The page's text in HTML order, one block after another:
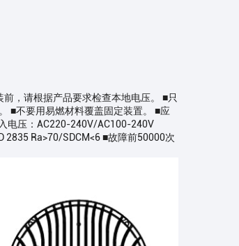
，请根据产品要求检查本地电压。 ■只
■不要用易燃材料覆盖固定装置。 ■应
电压：AC220-240V/AC100-240V
Ra>70/SDCM<6 ■故障前50000次